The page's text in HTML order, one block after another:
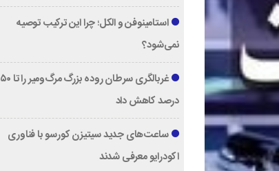
استامینوفن و الکل؛ چرا این ترکیب توصیه
نمی‌شود؟
غربالگری سرطان روده بزرگ مرگ‌ومیر را تا ۵۰
درصد کاهش داد
ساعت‌های جدید سیتیزن کورسو با فناوری
اکودرایو معرفی شدند